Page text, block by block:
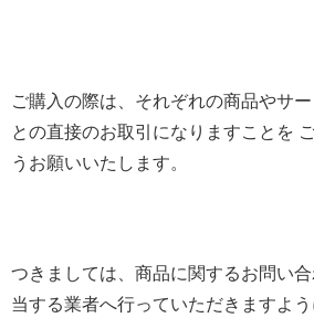
ご購入の際は、それぞれの商品やサ
との直接のお取引になりますことを
うお願いいたします。
つきましては、商品に関するお問い
当する業者へ行っていただきますよ